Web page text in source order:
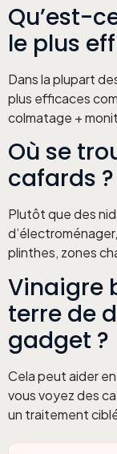
Qu’est-
le plus
Dans la plupart
plus efficaces
colmatage +
Où se
cafards ?
Plutôt que des
plinthes, zones
Vinaigre
terre de
gadget ?
Cela peut aider
vous voyez des
un traitement